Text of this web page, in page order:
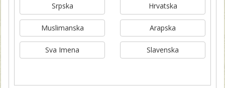
Srpska Hrvatska
Muslimanska Arapska
Sva Imena Slavenska